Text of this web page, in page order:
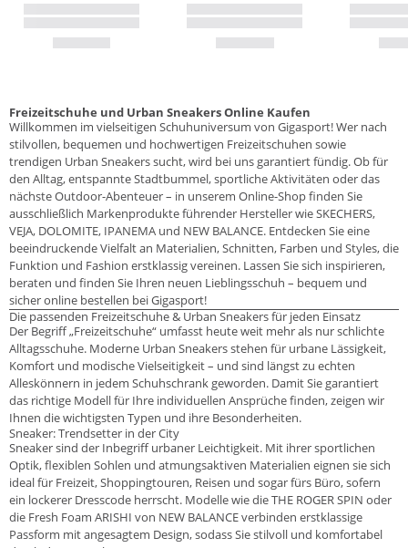
Freizeitschuhe und Urban Sneakers Online Kaufen
Willkommen im vielseitigen Schuhuniversum von Gigasport! Wer nach
stilvollen, bequemen und hochwertigen Freizeitschuhen sowie
trendigen Urban Sneakers sucht, wird bei uns garantiert fündig. Ob für
den Alltag, entspannte Stadtbummel, sportliche Aktivitäten oder das
nächste Outdoor-Abenteuer – in unserem Online-Shop finden Sie
ausschließlich Markenprodukte führender Hersteller wie SKECHERS,
VEJA, DOLOMITE, IPANEMA und NEW BALANCE. Entdecken Sie eine
beeindruckende Vielfalt an Materialien, Schnitten, Farben und Styles, die
Funktion und Fashion erstklassig vereinen. Lassen Sie sich inspirieren,
beraten und finden Sie Ihren neuen Lieblingsschuh – bequem und
sicher online bestellen bei Gigasport!
Die passenden Freizeitschuhe & Urban Sneakers für jeden Einsatz
Der Begriff „Freizeitschuhe“ umfasst heute weit mehr als nur schlichte
Alltagsschuhe. Moderne Urban Sneakers stehen für urbane Lässigkeit,
Komfort und modische Vielseitigkeit – und sind längst zu echten
Alleskönnern in jedem Schuhschrank geworden. Damit Sie garantiert
das richtige Modell für Ihre individuellen Ansprüche finden, zeigen wir
Ihnen die wichtigsten Typen und ihre Besonderheiten.
Sneaker: Trendsetter in der City
Sneaker sind der Inbegriff urbaner Leichtigkeit. Mit ihrer sportlichen
Optik, flexiblen Sohlen und atmungsaktiven Materialien eignen sie sich
ideal für Freizeit, Shoppingtouren, Reisen und sogar fürs Büro, sofern
ein lockerer Dresscode herrscht. Modelle wie die THE ROGER SPIN oder
die Fresh Foam ARISHI von NEW BALANCE verbinden erstklassige
Passform mit angesagtem Design, sodass Sie stilvoll und komfortabel